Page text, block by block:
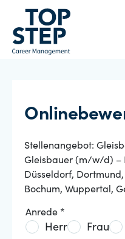
Stellenangebot:
Gleisbauer (m/w/d) –
Düsseldorf,
Bochum, Wuppertal,
Anrede *
Herr Frau